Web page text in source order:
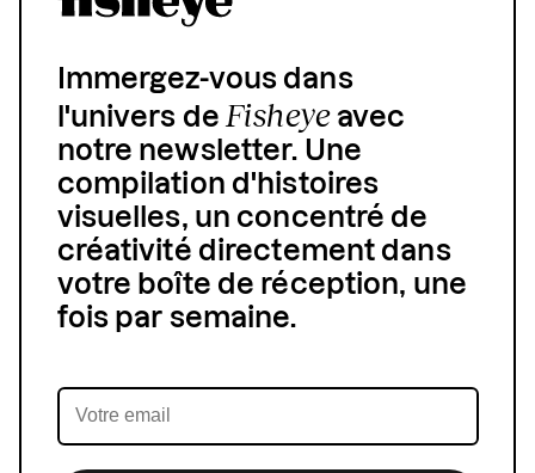
Immergez-vous dans
l'univers de Fisheyeavec
notre newsletter. Une
compilation d'histoires
visuelles, un concentré de
créativité directement dans
votre boîte de réception, une
fois par semaine.